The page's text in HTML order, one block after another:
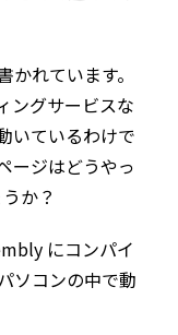
れています。
ングサービスな
いているわけで
ージはどうやっ
か？
にコンパイ
ソコンの中で動